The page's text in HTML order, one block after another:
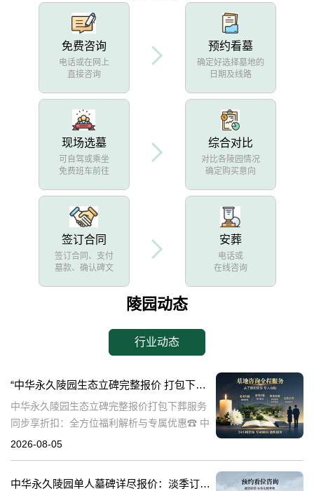
免费咨询
电话或在网上
直接咨询
预约看墓
确定好选择墓地的
日期及线路
现场选墓
可自驾或乘坐
免费班车前往
综合对比
对比各陵园情况
确定购买意向
签订合同
签订合同、支付
墓款、确认碑文
安葬
电话或
在线咨询
陵园动态
行业动态
“中华永久陵园生态立碑完整报价 打包下葬服务同步享折扣：全方位福利解析与专属优惠”
中华永久陵园生态立碑完整报价打包下葬服务
同步享折扣：全方位福利解析与专属优惠☎ 中
华永久陵园电话:400-838-5063在现代社会，人
2026-08-05
中华永久陵园单人墓碑详尽报价：淡季订购享数千元优惠